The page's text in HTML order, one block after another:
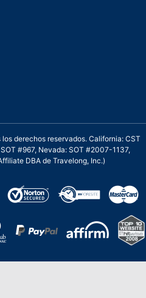
derechos reservados. California: CST
#967, Nevada: SOT #2007-1137,
DBA de Travelong, Inc.)